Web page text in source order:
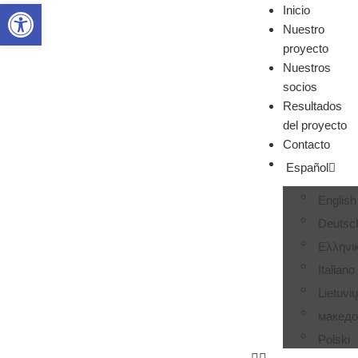
Inicio
Nuestro
proyecto
Nuestros
socios
Resultados
del proyecto
Contacto
Español
English
Italiano
Lietuvių
Polski
Abrir barra de herramientas